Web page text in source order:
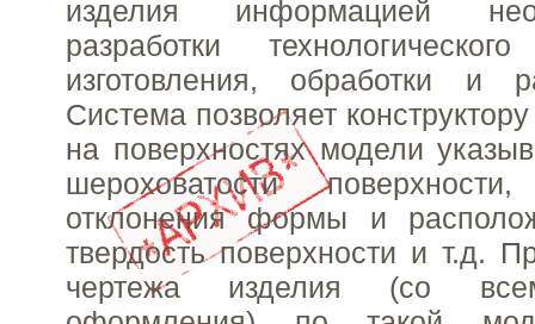
изделия информацией
разработки
изготовления, обработки и
Система позволяет
на поверхностях модели
шероховатости поверхности,
отклонения формы и
твердость поверхности и т.д.
чертежа изделия (со